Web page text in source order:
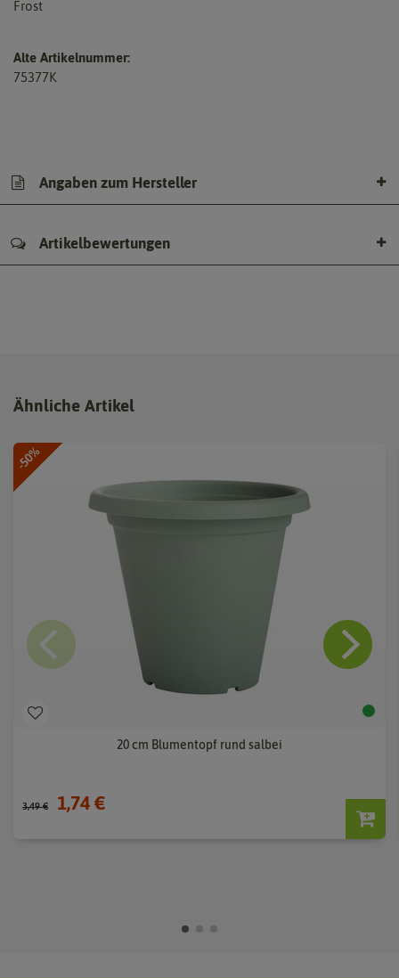
Frost
Alte Artikelnummer:
75377K
Angaben zum Hersteller
Artikelbewertungen
Ähnliche Artikel
-50%
20 cm Blumentopf rund salbei
3,49 € 1,74 €